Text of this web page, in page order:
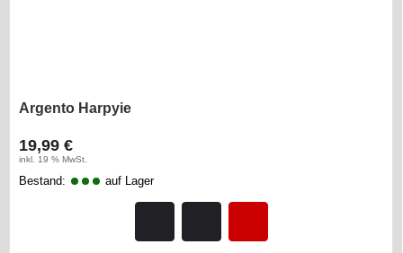
Argento Harpyie
19,99 €
inkl. 19 % MwSt.
Bestand: auf Lager